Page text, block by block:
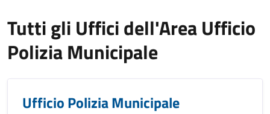
Tutti gli Uffici dell'Area Ufficio
Polizia Municipale
Ufficio Polizia Municipale